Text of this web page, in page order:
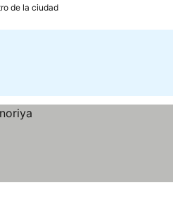
de la ciudad